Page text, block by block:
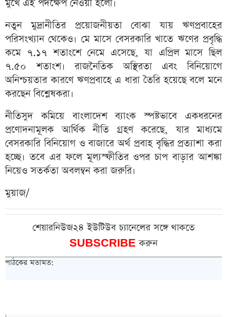
মুখে এই পদক্ষেপ নেওয়া হলো।
নতুন মুদ্রানীতির প্রয়োজনীয়তা বোঝা যায় ঋণপ্রবাহের
পরিসংখ্যান থেকেও। মে মাসে বেসরকারি খাতে ঋণের প্রবৃদ্ধি
কমে ৭.১৭ শতাংশে নেমে এসেছে, যা এপ্রিল মাসে ছিল
৭.৫০ শতাংশ। রাজনৈতিক অস্থিরতা এবং বিনিয়োগে
অনিশ্চয়তার কারণে ঋণপ্রবাহে এ ধারা তৈরি হয়েছে বলে মনে
করছেন বিশ্লেষকরা।
নীতিসুদ কমিয়ে বাংলাদেশ ব্যাংক স্পষ্টভাবে একধরনের
প্রণোদনামূলক আর্থিক নীতি গ্রহণ করেছে, যার মাধ্যমে
বেসরকারি বিনিয়োগ ও বাজারে অর্থ প্রবাহ বৃদ্ধির প্রত্যাশা করা
হচ্ছে। তবে এর ফলে মূল্যস্ফীতির ওপর চাপ বাড়ার আশঙ্কা
নিয়েও সতর্কতা অবলম্বন করা জরুরি।
মুয়াজ/
শেয়ারনিউজ২৪ ইউটিউব চ্যানেলের সঙ্গে থাকতে
SUBSCRIBEকরুন
পাঠকের মতামত: